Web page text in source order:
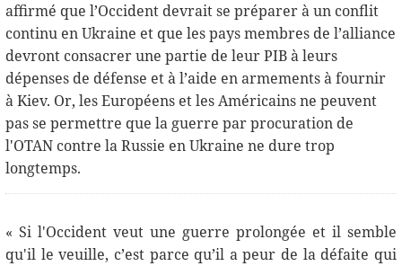
affirmé que l’Occident devrait se préparer à un conflit
continu en Ukraine et que les pays membres de l’alliance
devront consacrer une partie de leur PIB à leurs
dépenses de défense et à l’aide en armements à fournir
à Kiev. Or, les Européens et les Américains ne peuvent
pas se permettre que la guerre par procuration de
l'OTAN contre la Russie en Ukraine ne dure trop
longtemps.
« Si l'Occident veut une guerre prolongée et il semble
qu'il le veuille, c’est parce qu’il a peur de la défaite qui